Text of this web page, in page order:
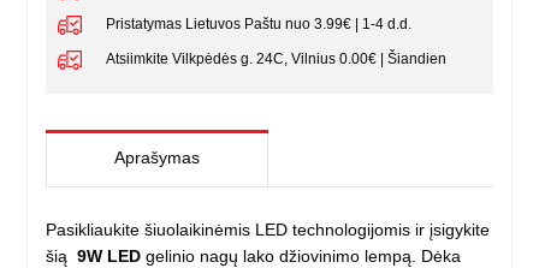
Pristatymas Lietuvos Paštu nuo 3.99€ | 1-4 d.d.
Atsiimkite Vilkpėdės g. 24C, Vilnius 0.00€ | Šiandien
Aprašymas
Pasikliaukite šiuolaikinėmis LED technologijomis ir įsigykite
šią9W LED gelinio nagų lako džiovinimo lempą. Dėka